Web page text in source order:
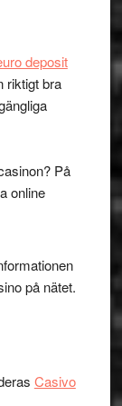
deposit
riktigt bra
På
online
på nätet.
Casivo